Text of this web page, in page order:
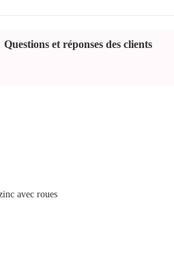
Questions et réponses des clients
avec roues